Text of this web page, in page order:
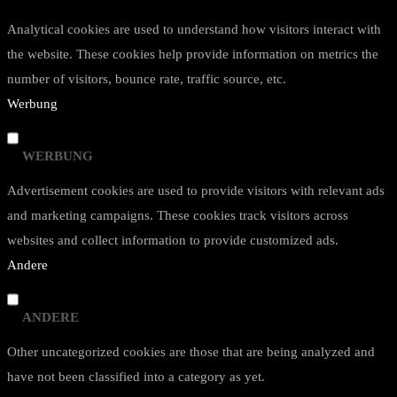
Analytical cookies are used to understand how visitors interact with
the website. These cookies help provide information on metrics the
number of visitors, bounce rate, traffic source, etc.
Werbung
WERBUNG
Advertisement cookies are used to provide visitors with relevant ads
and marketing campaigns. These cookies track visitors across
websites and collect information to provide customized ads.
Andere
ANDERE
Other uncategorized cookies are those that are being analyzed and
have not been classified into a category as yet.